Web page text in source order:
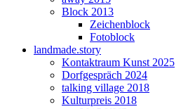
Block 2013
Zeichenblock
Fotoblock
landmade.story
Kontaktraum Kunst 2025
Dorfgespräch 2024
talking village 2018
Kulturpreis 2018